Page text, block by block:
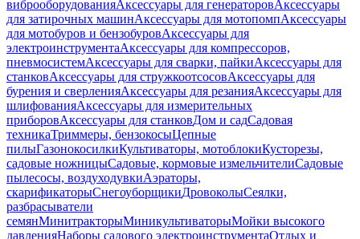
виброоборудованияАксессуары для генераторовАксессуары
для затирочных машинАксессуары для мотопомпАксессуары
для мотобуров и бензобуровАксессуары для
электроинструментаАксессуары для компрессоров,
пневмосистемАксессуары для сварки, пайкиАксессуары для
станковАксессуары для стружкоотсосовАксессуары для
бурения и сверленияАксессуары для резанияАксессуары для
шлифованияАксессуары для измерительных
приборовАксессуары для станковДом и садСадовая
техникаТриммеры, бензокосыЦепные
пилыГазонокосилкиКультиваторы, мотоблокиКусторезы,
садовые ножницыСадовые, кормовые измельчителиСадовые
пылесосы, воздуходувкиАэраторы,
скарификаторыСнегоуборщикиДровоколыСеялки,
разбрасыватели
семянМинитракторыМиникультиваторыМойки высокого
давленияНаборы садового электроинструментаОтдых и